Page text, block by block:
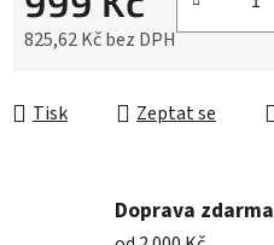
825,62 Kč bez DPH
Tisk Zeptat se
Doprava zdarma